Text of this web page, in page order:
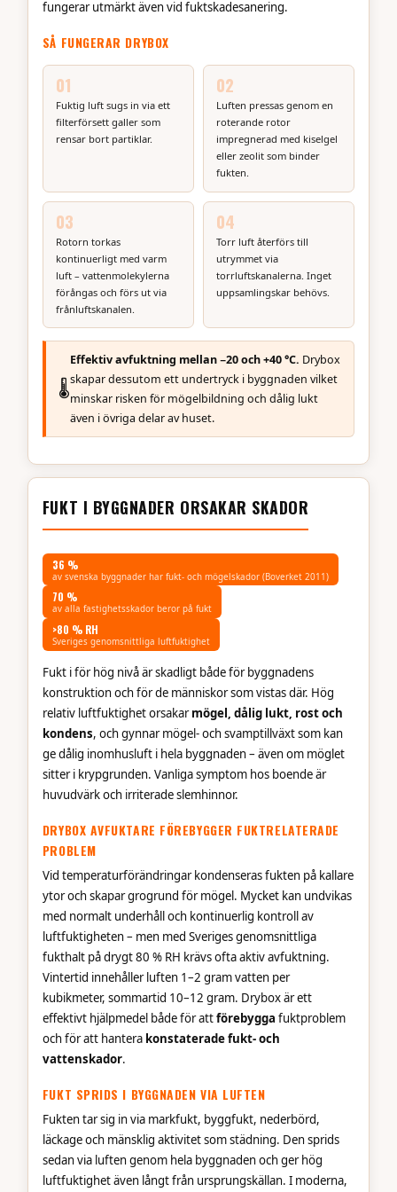
Adsorptionsavfuktare
Fukten fastnar i en sorptionsrotor och blåses ut som
✓ Fungerar under 0 °C
Uppvärmning sänker den relativa luftfuktigheten till
säkra nivåer. Energieffektivt och driftssäkert för
krypgrunder och kallvindar.
✓ Energieffektivt
Alla Drybox avfuktare
är adsorptionsavfuktare (kallas
även sorptionsavfuktare) eller termiska avfuktare.
fungerar utmärkt även vid fuktskadesanering.
SÅ FUNGERAR DRYBOX
01
Fuktig luft sugs in via ett
filterförsett galler som
rensar bort partiklar.
02
Luften pressas genom en
roterande rotor
impregnerad med kiselgel
eller zeolit som binder
fukten.
03
Rotorn torkas
kontinuerligt med varm
luft – vattenmolekylerna
förångas och förs ut via
frånluftskanalen.
04
Torr luft återförs till
utrymmet via
torrluftskanalerna. Inget
uppsamlingskar behövs.
🌡
Effektiv avfuktning mellan −20 och +40 °C. Drybox
skapar dessutom ett undertryck i byggnaden vilket
minskar risken för mögelbildning och dålig lukt
även i övriga delar av huset.
FUKT I BYGGNADER ORSAKAR SKADOR
36 %
av svenska byggnader har fukt- och mögelskador (Boverket 2011)
70 %
av alla fastighetsskador beror på fukt
>80 % RH
Sveriges genomsnittliga luftfuktighet
Fukt i för hög nivå är skadligt både för byggnadens
konstruktion och för de människor som vistas där. Hög
relativ luftfuktighet orsakarmögel, dålig lukt, rost och
kondens, och gynnar mögel- och svamptillväxt som kan
ge dålig inomhusluft i hela byggnaden – även om möglet
sitter i krypgrunden. Vanliga symptom hos boende är
huvudvärk och irriterade slemhinnor.
DRYBOX AVFUKTARE FÖREBYGGER FUKTRELATERADE
PROBLEM
Vid temperaturförändringar kondenseras fukten på kallare
ytor och skapar grogrund för mögel. Mycket kan undvikas
med normalt underhåll och kontinuerlig kontroll av
luftfuktigheten – men med Sveriges genomsnittliga
fukthalt på drygt 80 % RH krävs ofta aktiv avfuktning.
Vintertid innehåller luften 1–2 gram vatten per
kubikmeter, sommartid 10–12 gram. Drybox är ett
effektivt hjälpmedel både för attförebygga fuktproblem
och för att hantera konstaterade fukt- och
vattenskador.
FUKT SPRIDS I BYGGNADEN VIA LUFTEN
Fukten tar sig in via markfukt, byggfukt, nederbörd,
läckage och mänsklig aktivitet som städning. Den sprids
sedan via luften genom hela byggnaden och ger hög
luftfuktighet även långt från ursprungskällan. I moderna,